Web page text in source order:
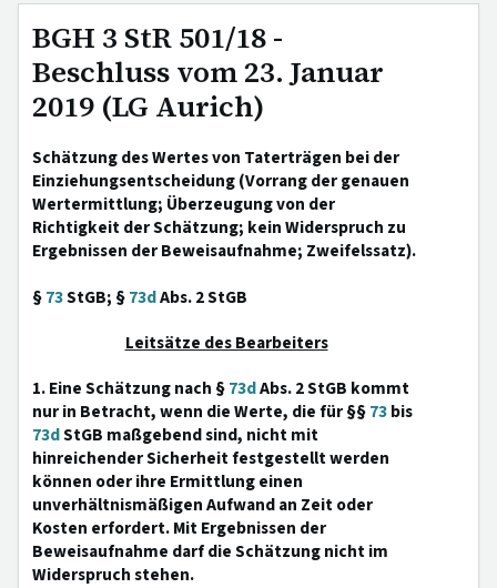
BGH 3 StR 501/18 -
Beschluss vom 23. Januar
2019 (LG Aurich)
Schätzung des Wertes von Taterträgen bei der
Einziehungsentscheidung (Vorrang der genauen
Wertermittlung; Überzeugung von der
Richtigkeit der Schätzung; kein Widerspruch zu
Ergebnissen der Beweisaufnahme; Zweifelssatz).
§73StGB; §73dAbs. 2 StGB
Leitsätze des Bearbeiters
1. Eine Schätzung nach §73dAbs. 2 StGB kommt
nur in Betracht, wenn die Werte, die für §§73bis
73dStGB maßgebend sind, nicht mit
hinreichender Sicherheit festgestellt werden
können oder ihre Ermittlung einen
unverhältnismäßigen Aufwand an Zeit oder
Kosten erfordert. Mit Ergebnissen der
Beweisaufnahme darf die Schätzung nicht im
Widerspruch stehen.